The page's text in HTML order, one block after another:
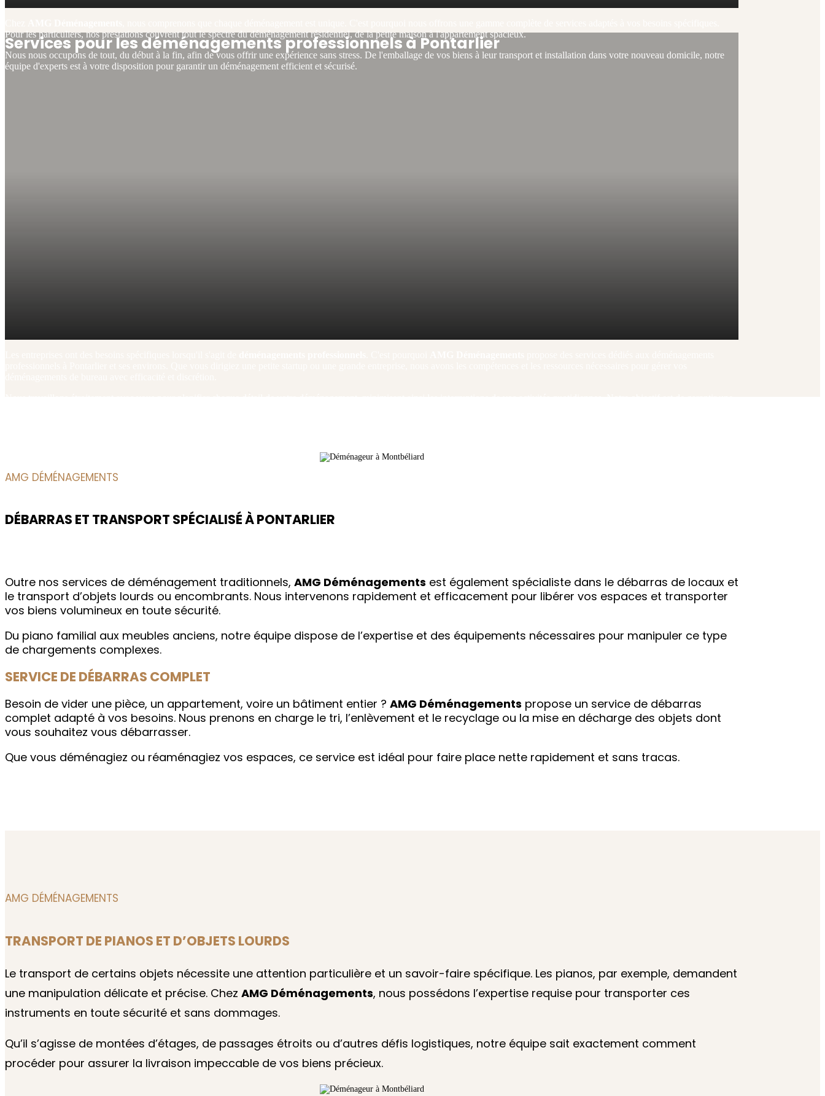
Pour les particuliers, nos prestations couvrent tout le spectre du déménagement résidentiel, de la petite maison à l'appartement spacieux.
Nous nous occupons de tout, du début à la fin, afin de vous offrir une expérience sans stress. De l'emballage de vos biens à leur transport et installation dans votre nouveau domicile, notre
équipe d'experts est à votre disposition pour garantir un déménagement efficient et sécurisé.
Services pour les déménagements professionnels à Pontarlier
AMG DÉMÉNAGEMENTS
DÉBARRAS ET TRANSPORT SPÉCIALISÉ À PONTARLIER
Outre nos services de déménagement traditionnels, AMG Déménagements est également spécialiste dans le débarras de locaux et
le transport d’objets lourds ou encombrants. Nous intervenons rapidement et efficacement pour libérer vos espaces et transporter
vos biens volumineux en toute sécurité.
Du piano familial aux meubles anciens, notre équipe dispose de l’expertise et des équipements nécessaires pour manipuler ce type
de chargements complexes.
SERVICE DE DÉBARRAS COMPLET
Besoin de vider une pièce, un appartement, voire un bâtiment entier ? AMG Déménagements propose un service de débarras
complet adapté à vos besoins. Nous prenons en charge le tri, l’enlèvement et le recyclage ou la mise en décharge des objets dont
vous souhaitez vous débarrasser.
Que vous déménagiez ou réaménagiez vos espaces, ce service est idéal pour faire place nette rapidement et sans tracas.
AMG DÉMÉNAGEMENTS
TRANSPORT DE PIANOS ET D’OBJETS LOURDS
Le transport de certains objets nécessite une attention particulière et un savoir-faire spécifique. Les pianos, par exemple, demandent
une manipulation délicate et précise. Chez AMG Déménagements, nous possédons l’expertise requise pour transporter ces
instruments en toute sécurité et sans dommages.
Qu’il s’agisse de montées d’étages, de passages étroits ou d’autres défis logistiques, notre équipe sait exactement comment
procéder pour assurer la livraison impeccable de vos biens précieux.